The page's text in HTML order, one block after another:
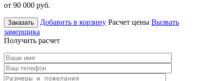
от 90 000 руб.
Заказать Добавить в корзину Расчет цены Вызвать
замерщика
Получить расчет